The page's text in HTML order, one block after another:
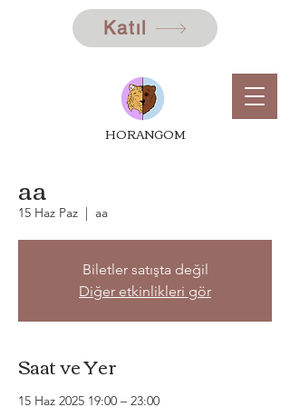
HORANGOM
Katıl
aa
15 Haz Paz
  |
aa
Biletler satışta değil
Diğer etkinlikleri gör
Saat ve Yer
15 Haz 2025 19:00 – 23:00